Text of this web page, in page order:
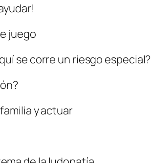
juego
se corre un riesgo especial?
y actuar